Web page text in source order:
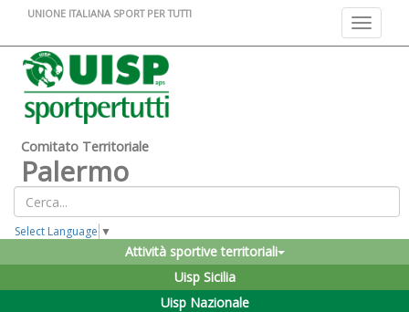
Toggle
UNIONE ITALIANA SPORT PER TUTTI
Comitato Territoriale
Palermo
Select Language ▼
Attività sportive territoriali
Uisp Sicilia
Uisp Nazionale